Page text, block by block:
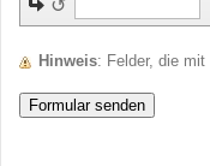
↺
Hinweis : Felder, die mit